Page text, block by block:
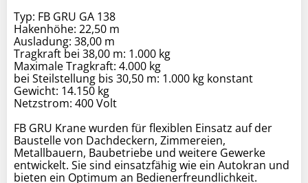
Typ: FB GRU GA 138
Hakenhöhe: 22,50 m
Ausladung: 38,00 m
Tragkraft bei 38,00 m: 1.000 kg
Maximale Tragkraft: 4.000 kg
bei Steilstellung bis 30,50 m: 1.000 kg konstant
Gewicht: 14.150 kg
Netzstrom: 400 Volt
FB GRU Krane wurden für flexiblen Einsatz auf der
Baustelle von Dachdeckern, Zimmereien,
Metallbauern, Baubetriebe und weitere Gewerke
entwickelt. Sie sind einsatzfähig wie ein Autokran und
bieten ein Optimum an Bedienerfreundlichkeit.